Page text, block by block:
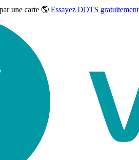
une carte 🌎 Essayez DOTS gratuitement